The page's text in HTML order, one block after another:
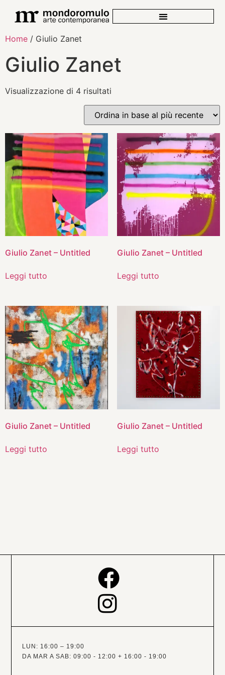
Home / Giulio Zanet
Giulio Zanet
Visualizzazione di 4 risultati
Giulio Zanet – Untitled
Leggi tutto
Giulio Zanet – Untitled
Leggi tutto
Giulio Zanet – Untitled
Leggi tutto
Giulio Zanet – Untitled
Leggi tutto
LUN: 16:00 – 19:00
DA MAR A SAB: 09:00 - 12:00 + 16:00 - 19:00